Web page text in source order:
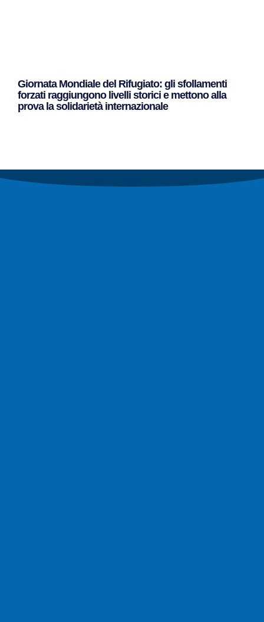
Giornata Mondiale del Rifugiato: gli sfollamenti
forzati raggiungono livelli storici e mettono alla
prova la solidarietà internazionale